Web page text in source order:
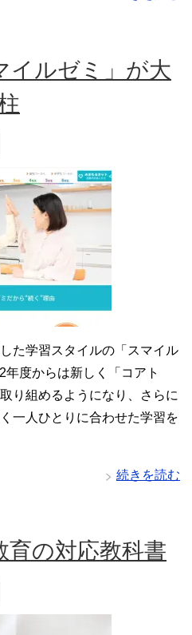
イルゼミ」が大
た学習スタイルの「スマイル
度からは新しく「コアト
り組めるようになり、さらに
一人ひとりに合わせた学習を
続きを読む
育の対応教科書